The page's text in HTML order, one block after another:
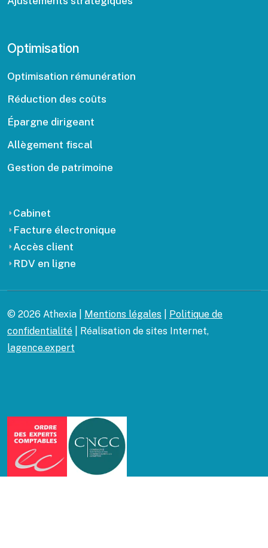
Optimisation
Optimisation rémunération
Réduction des coûts
Épargne dirigeant
Allègement fiscal
Gestion de patrimoine
Cabinet
Facture électronique
Accès client
RDV en ligne
© 2026 Athexia | Mentions légales
Politique de
confidentialité | Réalisation de sites Internet,
lagence.expert